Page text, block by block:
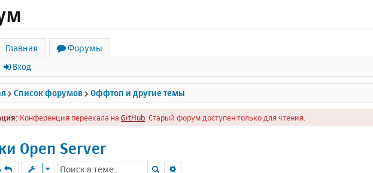
Главная Форумы
Вход
Список форумов Оффтоп и другие темы
Конференция переехала на GitHub . Старый форум доступен только для чтения.
Open Server
Поиск